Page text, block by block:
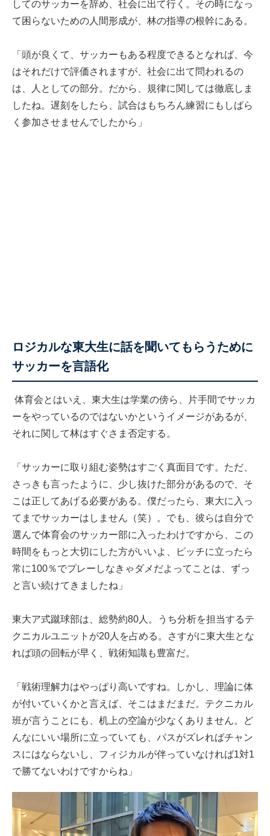
してのサッカーを辞め、社会に出て行く。その時になっ
て困らないための人間形成が、林の指導の根幹にある。
「頭が良くて、サッカーもある程度できるとなれば、今
はそれだけで評価されますが、社会に出て問われるの
は、人としての部分。だから、規律に関しては徹底しま
したね。遅刻をしたら、試合はもちろん練習にもしばら
く参加させませんでしたから」
ロジカルな東大生に話を聞いてもらうために
サッカーを言語化
体育会とはいえ、東大生は学業の傍ら、片手間でサッカ
ーをやっているのではないかというイメージがあるが、
それに関して林はすぐさま否定する。
「サッカーに取り組む姿勢はすごく真面目です。ただ、
さっきも言ったように、少し抜けた部分があるので、そ
こは正してあげる必要がある。僕だったら、東大に入っ
てまでサッカーはしません（笑）。でも、彼らは自分で
選んで体育会のサッカー部に入ったわけですから、この
時間をもっと大切にした方がいいよ、ピッチに立ったら
常に100％でプレーしなきゃダメだよってことは、ずっ
と言い続けてきましたね」
東大ア式蹴球部は、総勢約80人。うち分析を担当するテ
クニカルユニットが20人を占める。さすがに東大生とな
れば頭の回転が早く、戦術知識も豊富だ。
「戦術理解力はやっぱり高いですね。しかし、理論に体
が付いていくかと言えば、そこはまだまだ。テクニカル
班が言うことにも、机上の空論が少なくありません。ど
んなにいい場所に立っていても、パスがズレればチャン
スにはならないし、フィジカルが伴っていなければ1対1
で勝てないわけですからね」